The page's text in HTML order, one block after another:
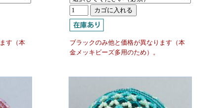
す（本
ブラックのみ他と価格が異なります（本
金メッキビーズ多用のため）。